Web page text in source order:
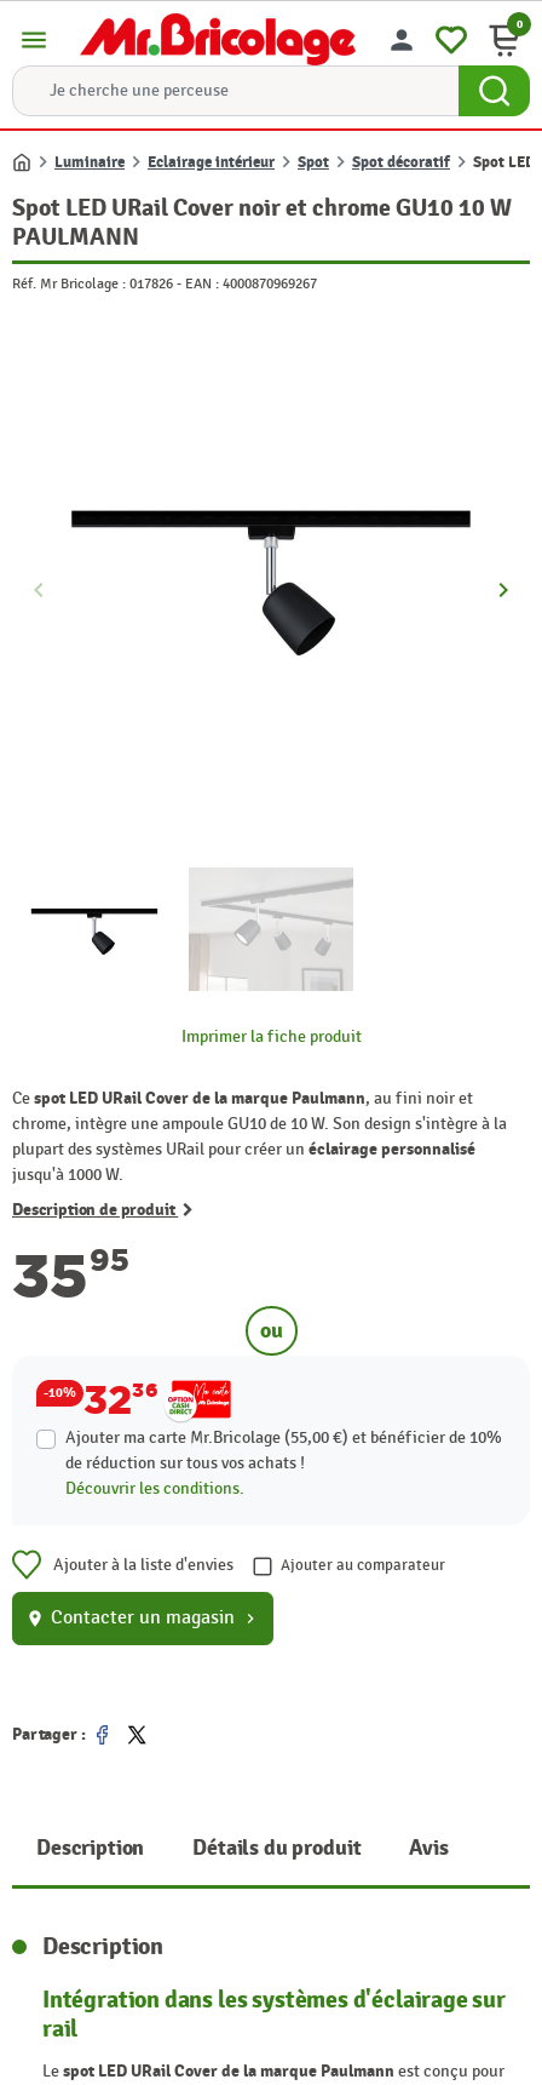
menu person 0
Accueil
Luminaire Eclairage intérieur Spot Spot décoratif Spot LED
Spot LED URail Cover noir et chrome GU10 10 W
PAULMANN
Réf. Mr Bricolage : 017826 - EAN : 4000870969267
Précédent
keyboard_arrow_left keyboard_arrow_right
Imprimer la fiche produit
Cespot LED URail Cover de la marque Paulmann, au fini noir et
chrome, intègre une ampoule GU10 de 10 W. Son design s'intègre à la
plupart des systèmes URail pour créer un éclairage personnalisé
jusqu'à 1000 W.
Description de produit
3595
ou
-10% 3236
Ajouter ma carte Mr.Bricolage (55,00 €) et bénéficier de 10%
de réduction sur tous vos achats !
Découvrir les conditions.
Ajouter à la liste d'envies Ajouter au comparateur
location_on Contacter un magasin chevron_right
Partager :
Partager
Tweet
Description Détails du produit Avis
Description
Intégration dans les systèmes d'éclairage sur
rail
Lespot LED URail Cover de la marque Paulmann est conçu pour